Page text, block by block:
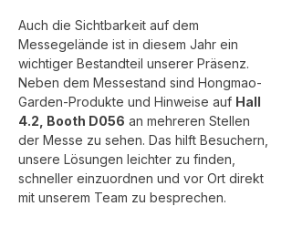
Auch die Sichtbarkeit auf dem
Messegelände ist in diesem Jahr ein
wichtiger Bestandteil unserer Präsenz.
Neben dem Messestand sind Hongmao-
Garden-Produkte und Hinweise auf Hall
4.2, Booth D056 an mehreren Stellen
der Messe zu sehen. Das hilft Besuchern,
unsere Lösungen leichter zu finden,
schneller einzuordnen und vor Ort direkt
mit unserem Team zu besprechen.